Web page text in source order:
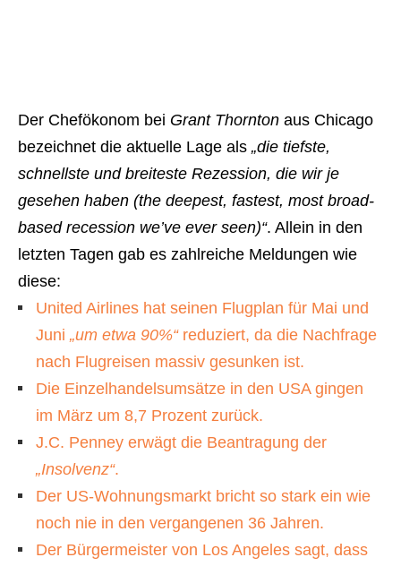
Der Chefökonom bei Grant Thornton aus Chicago
bezeichnet die aktuelle Lage als „die tiefste,
schnellste und breiteste Rezession, die wir je
gesehen haben (the deepest, fastest, most broad-
based recession we’ve ever seen)“. Allein in den
letzten Tagen gab es zahlreiche Meldungen wie
diese:
United Airlines hat seinen Flugplan für Mai und
Juni „um etwa 90%“reduziert, da die Nachfrage
nach Flugreisen massiv gesunken ist.
Die Einzelhandelsumsätze in den USA gingen
im März um 8,7 Prozent zurück.
J.C. Penney erwägt die Beantragung der
„Insolvenz“.
Der US-Wohnungsmarkt bricht so stark ein wie
noch nie in den vergangenen 36 Jahren.
Der Bürgermeister von Los Angeles sagt, dass